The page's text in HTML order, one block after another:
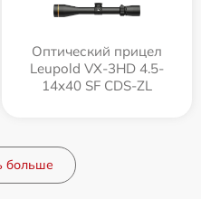
Оптический прицел
Leupold VX-3HD 4.5-
14x40 SF CDS-ZL
больше